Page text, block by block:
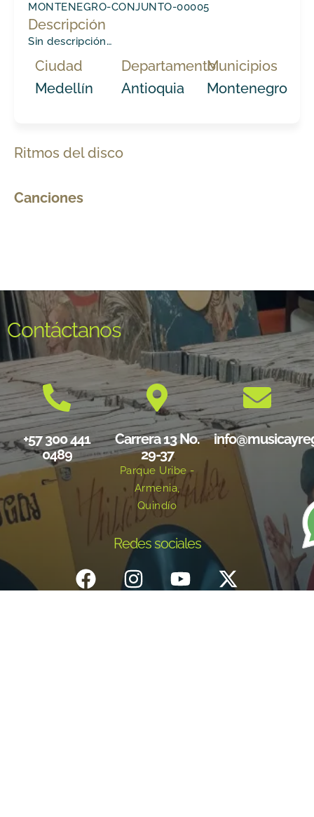
MONTENEGRO-CONJUNTO-00005
Descripción
Sin descripción…
Ciudad
Medellín
Departamento
Antioquia
Municipios
Montenegro
Ritmos del disco
Canciones
Contáctanos
+57 300 441
0489
Carrera 13 No.
29-37
Parque Uribe -
Armenia,
Quindío
Redes sociales